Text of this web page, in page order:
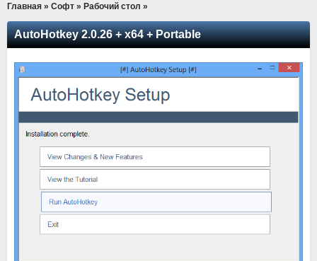
Главная » Софт » Рабочий стол »
AutoHotkey 2.0.26 + x64 + Portable